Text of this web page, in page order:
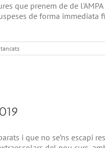
que prenem de de
de forma
a
MESURES
i que no se’ns